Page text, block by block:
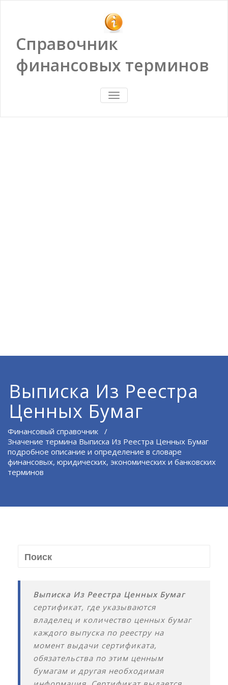
Справочник
финансовых терминов
ПОКАЗАТЬ/
СКРЫТЬ
Выписка Из Реестра
Ценных Бумаг
Финансовый справочник /
Значение термина Выписка Из Реестра Ценных Бумаг
подробное описание и определение в словаре
финансовых, юридических, экономических и банковских
терминов
Выписка Из Реестра Ценных Бумаг
сертификат, где указываются
владелец и количество ценных бумаг
каждого выпуска по реестру на
момент выдачи сертификата,
обязательства по этим ценным
бумагам и другая необходимая